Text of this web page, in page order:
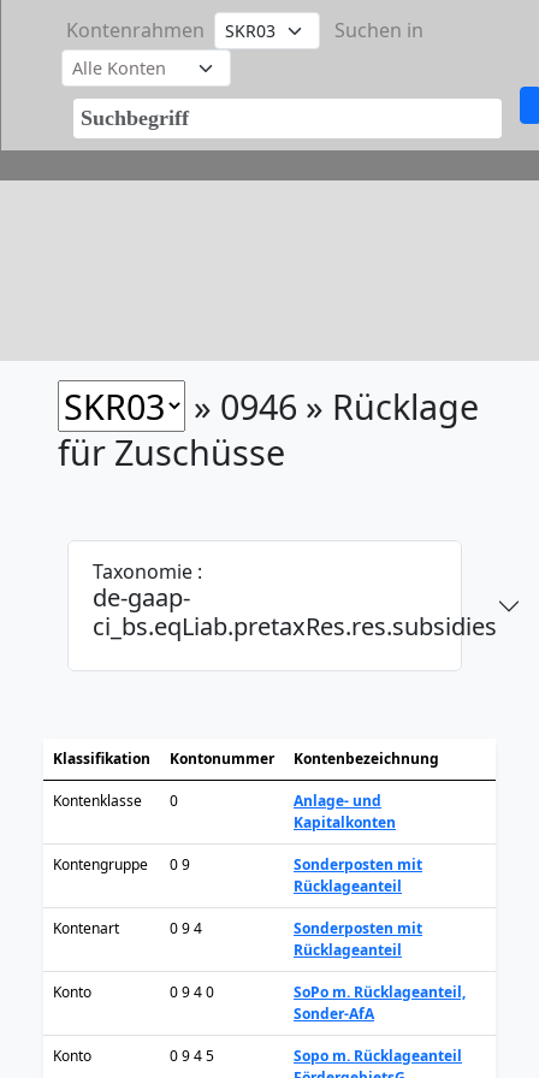
Kontenrahmen Suchen in
» 0946 » Rücklage
für Zuschüsse
Taxonomie :
de-gaap-
ci_bs.eqLiab.pretaxRes.res.subsidies
Klassifikation Kontonummer Kontenbezeichnung
Kontenklasse 0
Anlage- und
Kapitalkonten
Kontengruppe 0 9
Sonderposten mit
Rücklageanteil
Kontenart 0 9 4
Sonderposten mit
Rücklageanteil
Konto 0 9 4 0
SoPo m. Rücklageanteil,
Sonder-AfA
Konto 0 9 4 5
Sopo m. Rücklageanteil